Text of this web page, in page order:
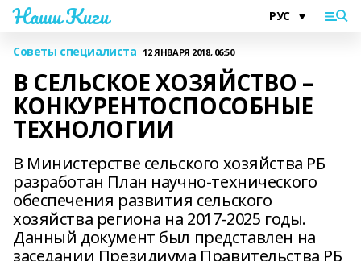
Наши Киги
Советы специалиста 12 ЯНВАРЯ 2018, 06:50
В СЕЛЬСКОЕ ХОЗЯЙСТВО –
КОНКУРЕНТОСПОСОБНЫЕ
ТЕХНОЛОГИИ
В Министерстве сельского хозяйства РБ
разработан План научно-технического
обеспечения развития сельского
хозяйства региона на 2017-2025 годы.
Данный документ был представлен на
заседании Президиума Правительства РБ